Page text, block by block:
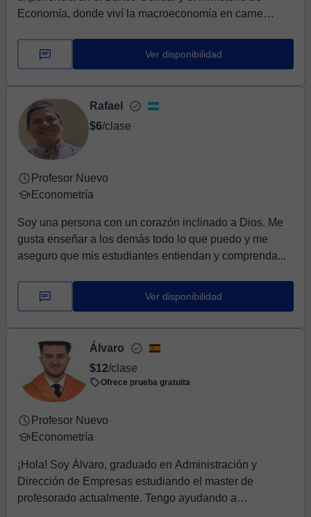
Economía, donde viví la macroeconomía en carne
Ver disponibilidad
Rafael
$6/clase
Profesor Nuevo
Econometría
Soy una persona con un corazón inclinado a Dios. Me
gusta enseñar a los demás todo lo que puedo y me
aseguro que mis estudiantes entiendan y comprenda...
Ver disponibilidad
Álvaro
$12/clase
Ofrece prueba gratuita
Profesor Nuevo
Econometría
¡Hola! Soy Álvaro, graduado en Administración y
Dirección de Empresas estudiando el master de
profesorado actualmente. Tengo ayudando a